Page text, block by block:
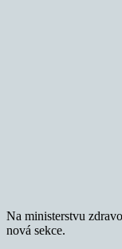
Na ministerstvu
nová sekce.